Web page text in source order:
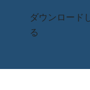
ダウンロード
る